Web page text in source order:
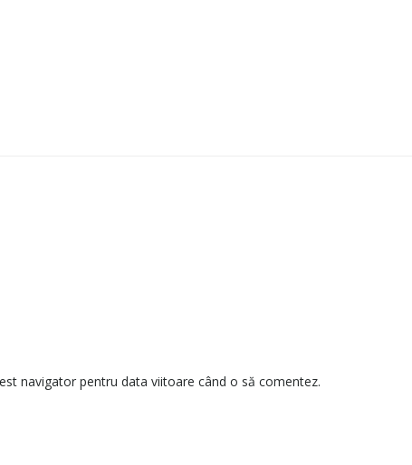
navigator pentru data viitoare când o să comentez.